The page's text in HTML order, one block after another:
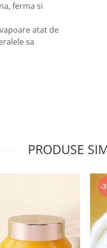
ferma si
atat de
sa
PRODUSE
-